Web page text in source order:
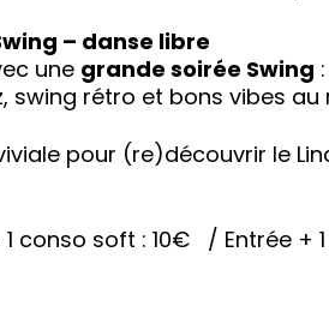
– danse libre
une grande soirée Swing
swing rétro et bons vibes
pour (re)découvrir le
1 conso soft : 10€ / Entrée +